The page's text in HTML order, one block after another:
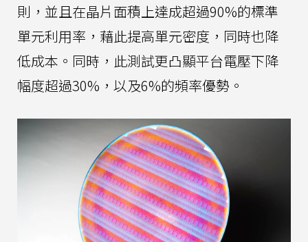
則，並且在晶片面積上達成超過90%的標準
單元利用率，藉此提高單元密度，同時也降
低成本。同時，此測試更凸顯平台電壓下降
幅度超過30%，以及6%的頻率優勢。